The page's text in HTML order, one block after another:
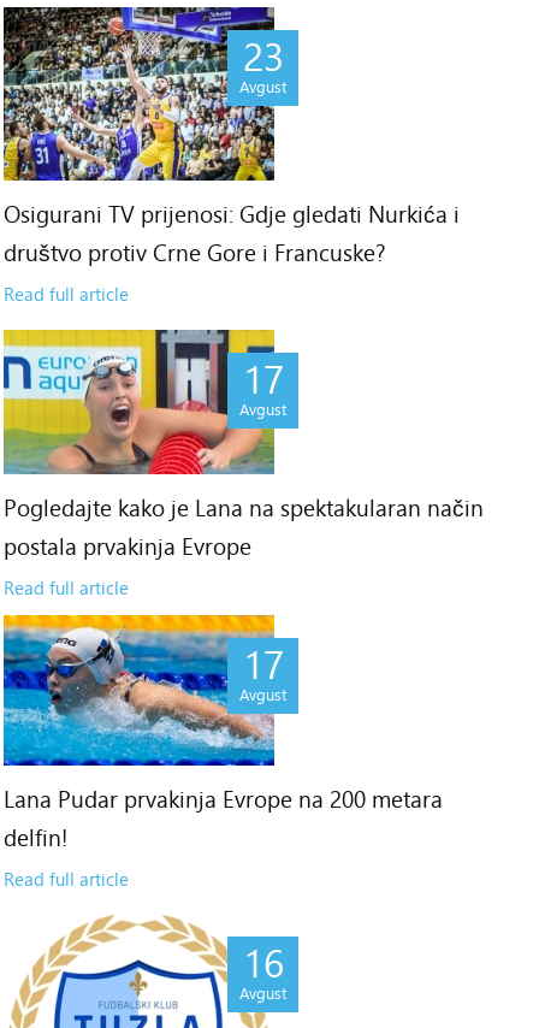
23
Avgust
Osigurani TV prijenosi: Gdje gledati Nurkića i
društvo protiv Crne Gore i Francuske?
Read full article
17
Avgust
Pogledajte kako je Lana na spektakularan način
postala prvakinja Evrope
Read full article
17
Avgust
Lana Pudar prvakinja Evrope na 200 metara
delfin!
Read full article
16
Avgust